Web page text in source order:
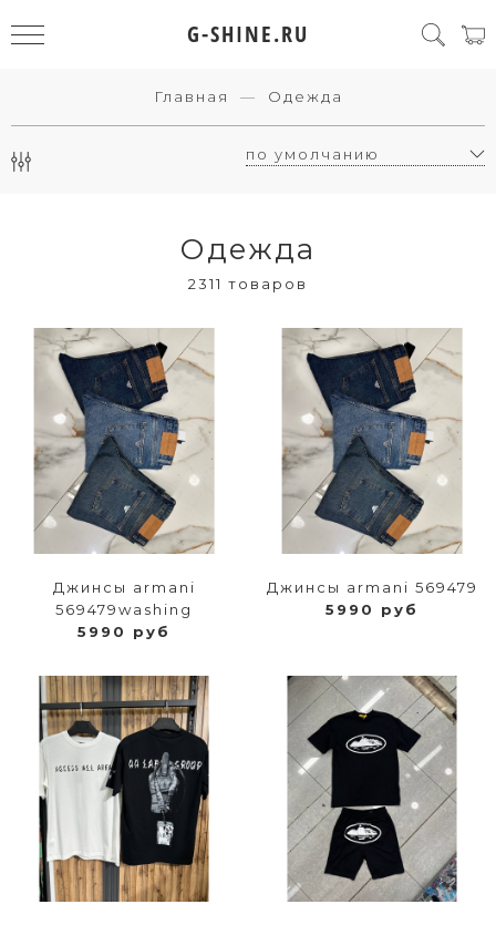
G-SHINE.RU
Главная Одежда
Одежда
2311 товаров
Джинсы armani
569479washing
5990 руб
Джинсы armani 569479
5990 руб